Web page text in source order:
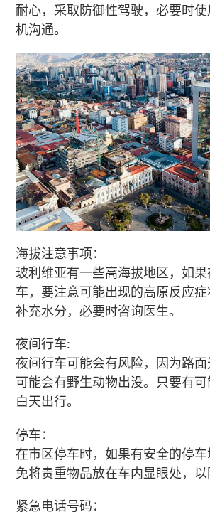
耐心，采取防御性驾驶，必要时
机沟通。
海拔注意事项：
玻利维亚有一些高海拔地区，如
车，要注意可能出现的高原反应症
补充水分，必要时咨询医生。
夜间行车:
夜间行车可能会有风险，因为路
可能会有野生动物出没。只要有
白天出行。
停车：
在市区停车时，如果有安全的停
免将贵重物品放在车内显眼处，以
紧急电话号码：